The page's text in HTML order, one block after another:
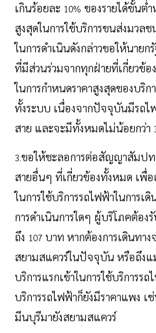
เกินร้อยละ 10% ของรายได้ขั้นต่
สูงสุดในการใช้บริการขนส่งมวล
ในการดำเนินดังกล่าวขอให้นาย
ที่มีส่วนร่วมจากทุกฝ่ายที่เกี่ยวข้อ
ในการกำหนดราคาสูงสุดของบริ
ทั้งระบบ เนื่องจากปัจจุบันมีรถไ
สาย และจะมีทั้งหมดไม่น้อยกว่า
3.ขอให้ชะลอการต่อสัญญาสัมปท
สายอื่นๆ ที่เกี่ยวข้องทั้งหมด เพื่อ
ในการใช้บริการรถไฟฟ้าในการเ
การดำเนินการใดๆ ผู้บริโภคต้อง
ถึง 107 บาท หากต้องการเดินทาง
สยามสแควร์ในปัจจุบัน หรือถึงแ
บริการแรกเข้าในการใช้บริการร
บริการรถไฟฟ้าก็ยังมีราคาแพง เ
มีนบุรีมายังสยามสแควร์